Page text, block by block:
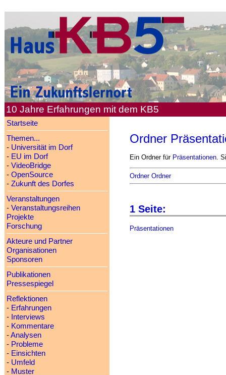
10 Jahre Erfahrungen mit dem KB5
Startseite
Themen...
- Universität im Dorf
- EU im Dorf
- VideoBridge
- OpenSource
- Zukunft des Dorfes
Veranstaltungen
- Veranstaltungsreihen
Projekte
Forschung
Akteure und Partner
Organisationen
Sponsoren
Publikationen
Pressespiegel
Reflektionen
- Erfahrungen
- Interviews
- Kommentare
-Analysen
- Probleme
- Einsichten
- Umfeld
- Muster
Ordner
Ein Ordner für Präsentationen.
Ordner Ordner
1 Seite:
Präsentationen